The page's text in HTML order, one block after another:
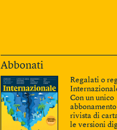
Abbonati
Regalati o
Con un unico
rivista di
le versioni